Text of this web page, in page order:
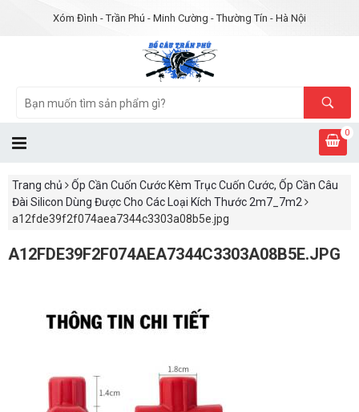
Xóm Đình - Trần Phú - Minh Cường - Thường Tín - Hà Nội
0
Trang chủ
Ốp Cần Cuốn Cước Kèm Trục Cuốn Cước, Ốp Cần Câu
Đài Silicon Dùng Được Cho Các Loại Kích Thước 2m7_7m2
a12fde39f2f074aea7344c3303a08b5e.jpg
A12FDE39F2F074AEA7344C3303A08B5E.JPG